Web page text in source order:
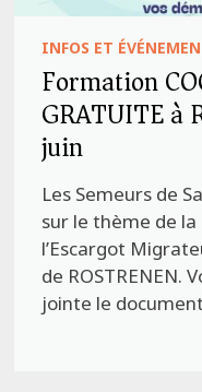
INFOS ET
Formation
GRATUITE à
juin
Les Semeurs de
sur le thème de
l’Escargot
de ROSTRENEN.
jointe le